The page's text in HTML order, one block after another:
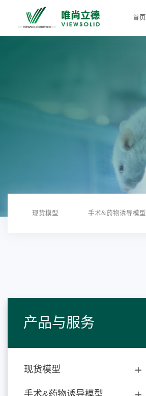
首页
现货模型 手术&药物诱导模型
产品与服务
现货模型